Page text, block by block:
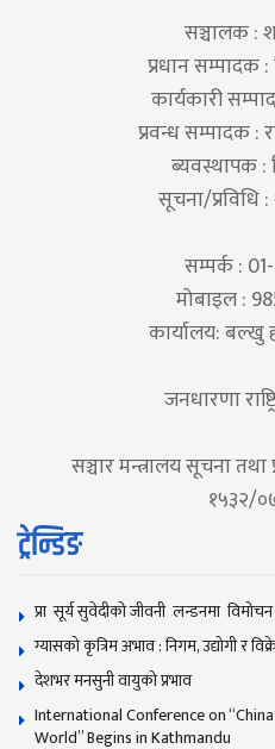
सञ्चालक :
प्रधान सम्पादक
कार्यकारी
प्रवन्ध सम्पादक :
ब्यवस्थापक :
सूचना/प्रविधि :
सम्पर्क :
मोबाइल :
कार्यालय: बल्खु
जनधारणा
सञ्चार मन्त्रालय सूचना तथा
१५३२/
ट्रेन्डिङ
प्रा सूर्य सुवेदीको जीवनी लन्डनमा विमोचन
ग्यासको कृत्रिम अभाव : निगम, उद्योगी र
देशभर मनसुनी वायुको प्रभाव
International Conference on
World” Begins in Kathmandu